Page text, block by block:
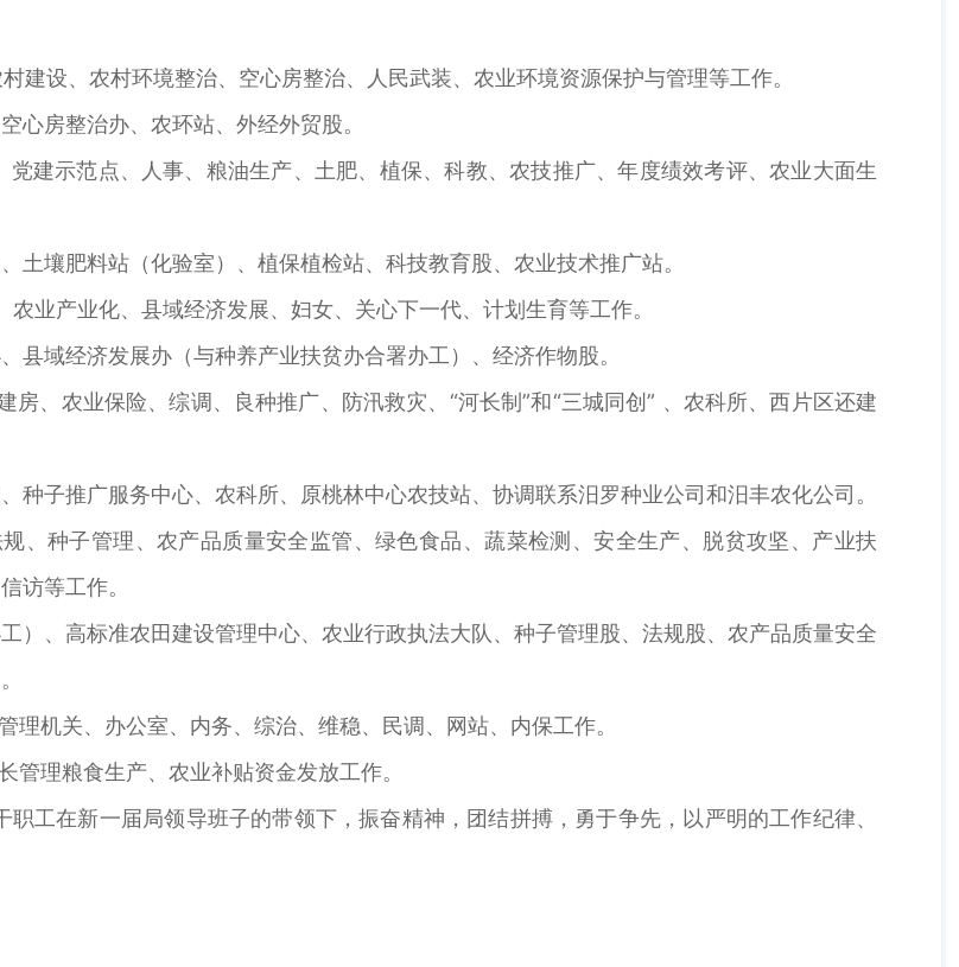
设、农村环境整治、空心房整治、人民武装、农业环境资源保护与管理等工作。
心房整治办、农环站、外经外贸股。
建示范点、人事、粮油生产、土肥、植保、科教、农技推广、年度绩效考评、农业大面生
壤肥料站（化验室）、植保植检站、科技教育股、农业技术推广站。
业产业化、县域经济发展、妇女、关心下一代、计划生育等工作。
域经济发展办（与种养产业扶贫办合署办工）、经济作物股。
、农业保险、综调、良种推广、防汛救灾、“河长制”和“三城同创” 、农科所、西片区还建
种子推广服务中心、农科所、原桃林中心农技站、协调联系汨罗种业公司和汨丰农化公司。
、种子管理、农产品质量安全监管、绿色食品、蔬菜检测、安全生产、脱贫攻坚、产业扶
访等工作。
）、高标准农田建设管理中心、农业行政执法大队、种子管理股、法规股、农产品质量安全
机关、办公室、内务、综治、维稳、民调、网站、内保工作。
理粮食生产、农业补贴资金发放工作。
工在新一届局领导班子的带领下，振奋精神，团结拼搏，勇于争先，以严明的工作纪律、